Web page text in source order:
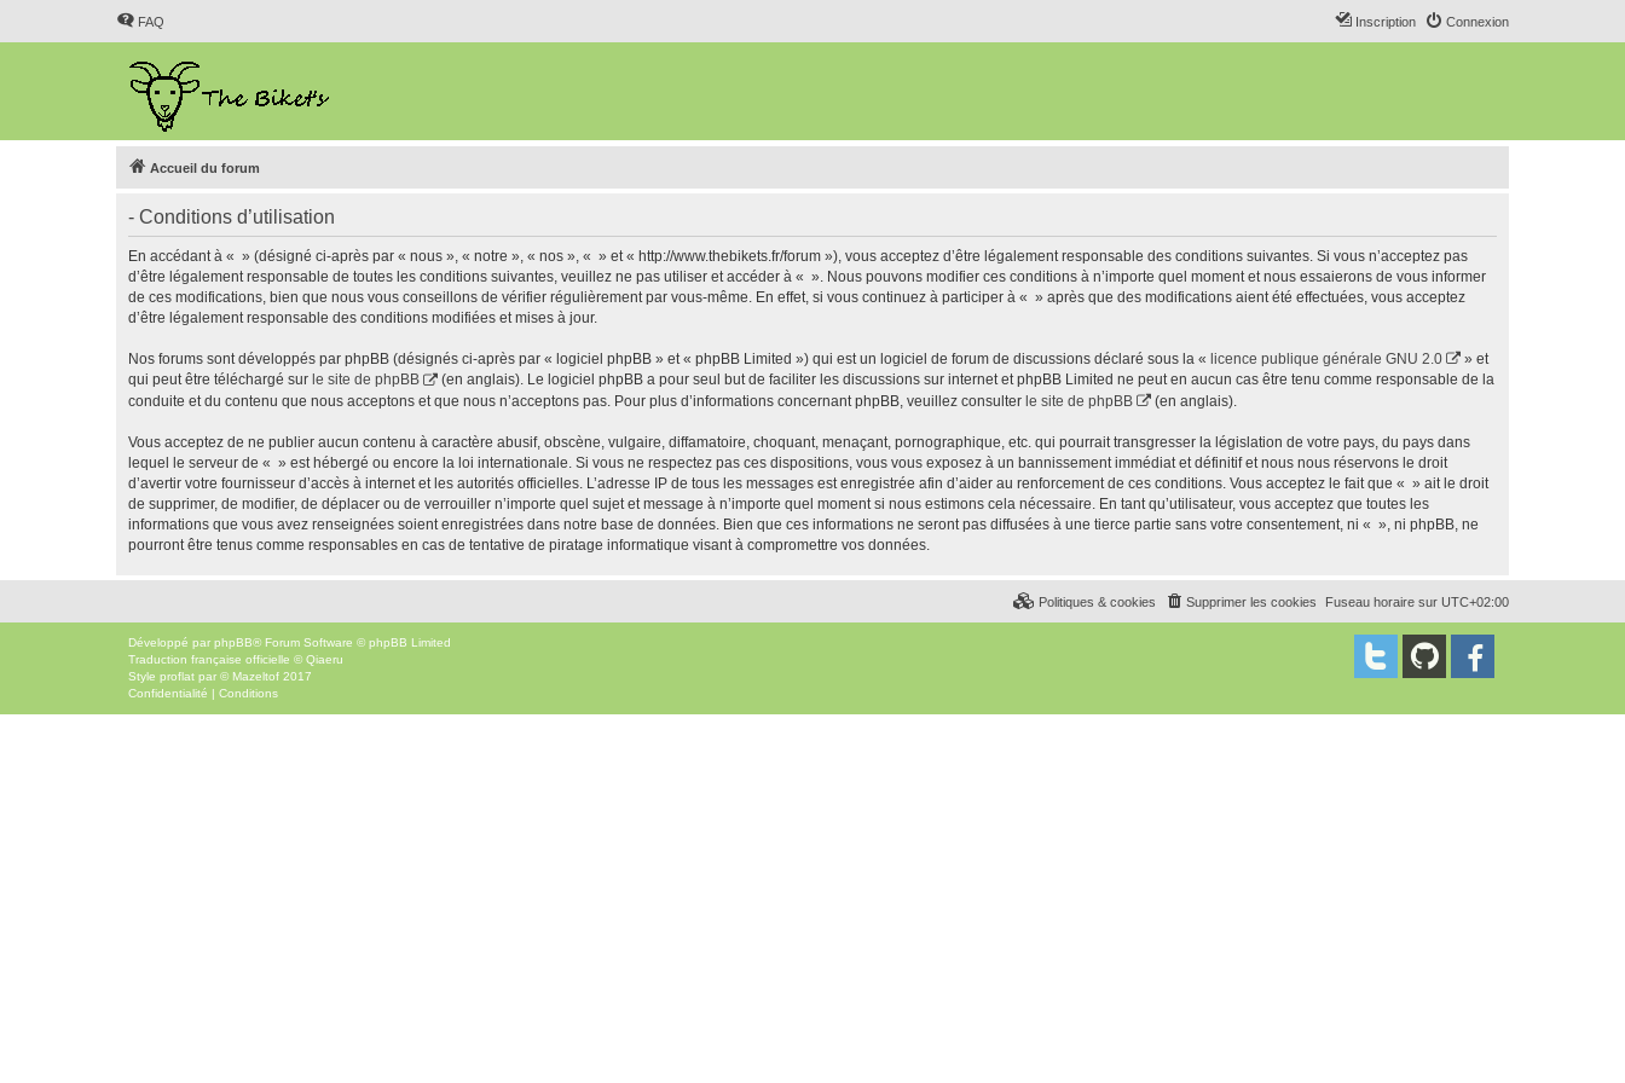
FAQ Connexion
Inscription
Accueil du forum
- Conditions d’utilisation
En accédant à « » (désigné ci-après par « nous », « notre », « nos », « » et « http://www.thebikets.fr/forum »), vous acceptez d’être légalement responsable des conditions suivantes. Si vous n’acceptez pas
d’être légalement responsable de toutes les conditions suivantes, veuillez ne pas utiliser et accéder à « ». Nous pouvons modifier ces conditions à n’importe quel moment et nous essaierons de vous informer
de ces modifications, bien que nous vous conseillons de vérifier régulièrement par vous-même. En effet, si vous continuez à participer à « » après que des modifications aient été effectuées, vous acceptez
d’être légalement responsable des conditions modifiées et mises à jour.
Nos forums sont développés par phpBB (désignés ci-après par « logiciel phpBB » et « phpBB Limited ») qui est un logiciel de forum de discussions déclaré sous la « licence publique générale GNU 2.0
» et
qui peut être téléchargé sur le site de phpBB
(en anglais). Le logiciel phpBB a pour seul but de faciliter les discussions sur internet et phpBB Limited ne peut en aucun cas être tenu comme responsable de la
conduite et du contenu que nous acceptons et que nous n’acceptons pas. Pour plus d’informations concernant phpBB, veuillez consulter le site de phpBB (en anglais).
Vous acceptez de ne publier aucun contenu à caractère abusif, obscène, vulgaire, diffamatoire, choquant, menaçant, pornographique, etc. qui pourrait transgresser la législation de votre pays, du pays dans
lequel le serveur de « » est hébergé ou encore la loi internationale. Si vous ne respectez pas ces dispositions, vous vous exposez à un bannissement immédiat et définitif et nous nous réservons le droit
d’avertir votre fournisseur d’accès à internet et les autorités officielles. L’adresse IP de tous les messages est enregistrée afin d’aider au renforcement de ces conditions. Vous acceptez le fait que « » ait le droit
de supprimer, de modifier, de déplacer ou de verrouiller n’importe quel sujet et message à n’importe quel moment si nous estimons cela nécessaire. En tant qu’utilisateur, vous acceptez que toutes les
informations que vous avez renseignées soient enregistrées dans notre base de données. Bien que ces informations ne seront pas diffusées à une tierce partie sans votre consentement, ni « », ni phpBB, ne
pourront être tenus comme responsables en cas de tentative de piratage informatique visant à compromettre vos données.
Fuseau horaire sur UTC+02:00
Supprimer les cookies
Politiques & cookies
Développé par phpBB® Forum Software © phpBB Limited
Traduction française officielle ©Qiaeru
Style proflat par © Mazeltof 2017
Confidentialité | Conditions